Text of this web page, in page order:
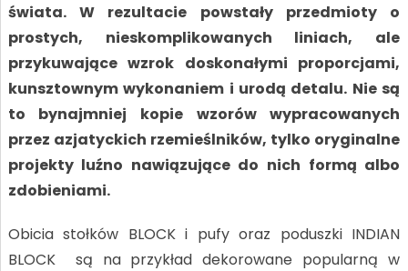
świata. W rezultacie powstały przedmioty o
prostych, nieskomplikowanych liniach, ale
przykuwające wzrok doskonałymi proporcjami,
kunsztownym wykonaniem i urodą detalu. Nie są
to bynajmniej kopie wzorów wypracowanych
przez azjatyckich rzemieślników, tylko oryginalne
projekty luźno nawiązujące do nich formą albo
zdobieniami.
Obicia stołków BLOCK i pufy oraz poduszki INDIAN
BLOCK są na przykład dekorowane popularną w